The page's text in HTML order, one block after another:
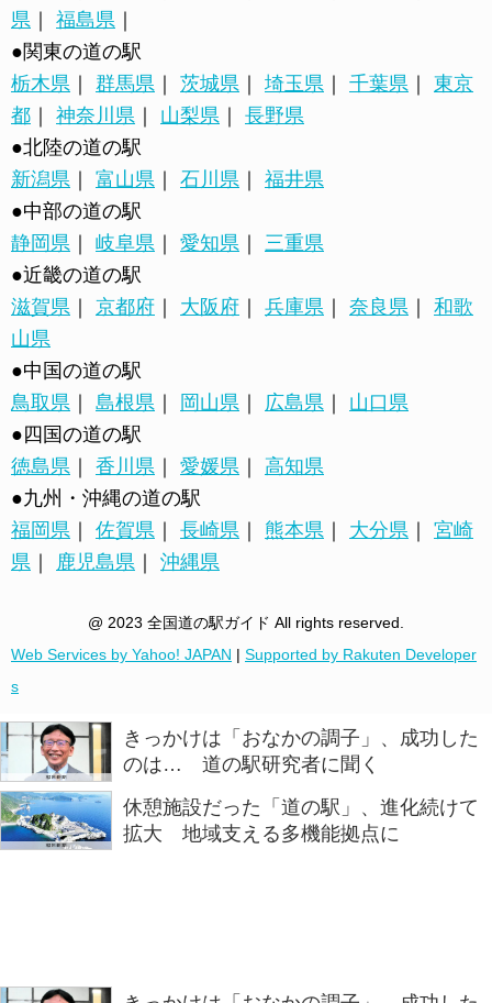
県 ｜ 福島県 ｜
●関東の道の駅
栃木県 ｜ 群馬県 ｜ 茨城県 ｜ 埼玉県 ｜ 千葉県 ｜ 東京
都 ｜ 神奈川県 ｜ 山梨県 ｜ 長野県
●北陸の道の駅
新潟県 ｜ 富山県 ｜ 石川県 ｜ 福井県
●中部の道の駅
静岡県 ｜ 岐阜県 ｜ 愛知県 ｜ 三重県
●近畿の道の駅
滋賀県 ｜ 京都府 ｜ 大阪府 ｜ 兵庫県 ｜ 奈良県 ｜ 和歌
山県
●中国の道の駅
鳥取県 ｜ 島根県 ｜ 岡山県 ｜ 広島県 ｜ 山口県
●四国の道の駅
徳島県 ｜ 香川県 ｜ 愛媛県 ｜ 高知県
●九州・沖縄の道の駅
福岡県 ｜ 佐賀県 ｜ 長崎県 ｜ 熊本県 ｜ 大分県 ｜ 宮崎
県 ｜ 鹿児島県 ｜ 沖縄県
@ 2023 全国道の駅ガイド All rights reserved.
Web Services by Yahoo! JAPAN | Supported by Rakuten Developer
s
きっかけは「おなかの調子」、成功した
のは… 道の駅研究者に聞く
休憩施設だった「道の駅」、進化続けて
拡大 地域支える多機能拠点に